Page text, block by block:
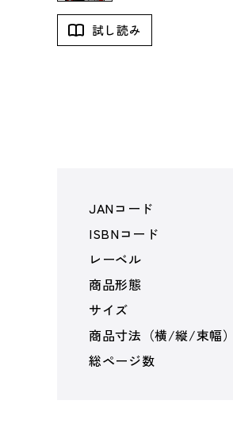
試し読み
JANコード
ISBNコード
レーベル
商品形態
サイズ
商品寸法（横/縦/束幅）
総ページ数